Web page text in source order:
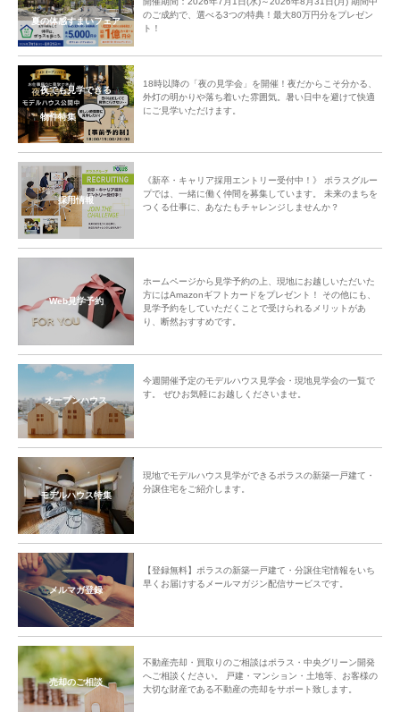
夏の体感すまいフェア
のご成約で、選べる3つの特典！最大80万円分をプレゼン
ト！
夜でも見学できる
物件特集
18時以降の「夜の見学会」を開催！夜だからこそ分かる、
外灯の明かりや落ち着いた雰囲気。暑い日中を避けて快適
にご見学いただけます。
採用情報
《新卒・キャリア採用エントリー受付中！》 ポラスグルー
プでは、一緒に働く仲間を募集しています。 未来のまちを
つくる仕事に、あなたもチャレンジしませんか？
Web見学予約
ホームページから見学予約の上、現地にお越しいただいた
方にはAmazonギフトカードをプレゼント！ その他にも、
見学予約をしていただくことで受けられるメリットがあ
り、断然おすすめです。
オープンハウス
今週開催予定のモデルハウス見学会・現地見学会の一覧で
す。 ぜひお気軽にお越しくださいませ。
モデルハウス特集
現地でモデルハウス見学ができるポラスの新築一戸建て・
分譲住宅をご紹介します。
メルマガ登録
【登録無料】ポラスの新築一戸建て・分譲住宅情報をいち
早くお届けするメールマガジン配信サービスです。
売却のご相談
不動産売却・買取りのご相談はポラス・中央グリーン開発
へご相談ください。 戸建・マンション・土地等、お客様の
大切な財産である不動産の売却をサポート致します。